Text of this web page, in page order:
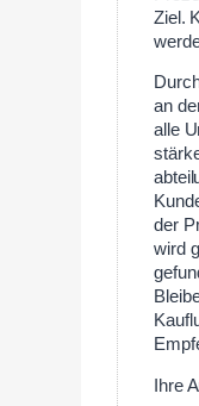
Ziel.
an
alle
der
wird
Ihre